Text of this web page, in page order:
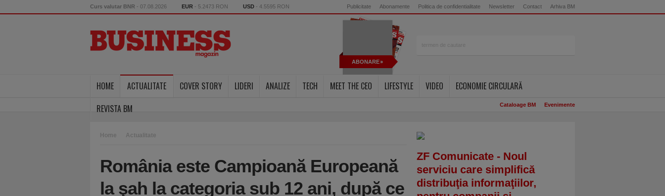
Curs valutar BNR - 07.08.2026 EUR - 5.2473 RON USD - 4.5595 RON Publicitate Abonamente Politica de confidentialitate Newsletter Contact Arhiva BM
ABONARE
HOME ACTUALITATE COVER STORY LIDERI ANALIZE TECH MEET THE CEO LIFESTYLE VIDEO
ECONOMIE CIRCULARĂ
REVISTA BM
Cataloage BM Evenimente
Home Actualitate
România este Campioană Europeană
la şah la categoria sub 12 ani, după ce
ZF Comunicate - Noul
serviciu care simplifică
distribuţia informaţiilor,